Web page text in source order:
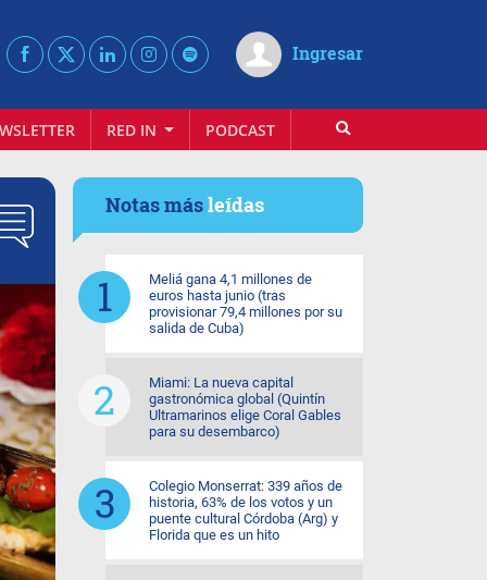
Ingresar
RED IN PODCAST
Notas másleídas
Meliá gana 4,1 millones de
euros hasta junio (tras
provisionar 79,4 millones por su
salida de Cuba)
Miami: La nueva capital
gastronómica global (Quintín
Ultramarinos elige Coral Gables
para su desembarco)
Colegio Monserrat: 339 años de
historia, 63% de los votos y un
puente cultural Córdoba (Arg) y
Florida que es un hito